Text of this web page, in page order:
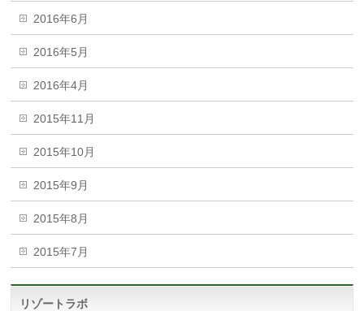
2016年6月
2016年5月
2016年4月
2015年11月
2015年10月
2015年9月
2015年8月
2015年7月
リゾートラボ